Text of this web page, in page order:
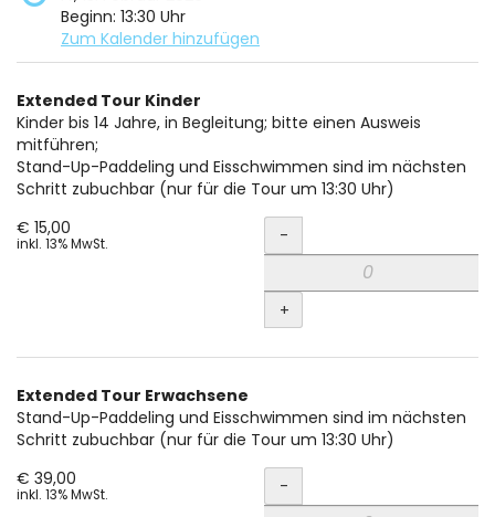
Beginn: 13:30 Uhr
Zum Kalender hinzufügen
Produkte
Unkategorisierte
Produkte
Extended Tour Kinder
Kinder bis 14 Jahre, in Begleitung; bitte einen Ausweis
mitführen;
Stand-Up-Paddeling und Eisschwimmen sind im nächsten
Schritt zubuchbar (nur für die Tour um 13:30 Uhr)
€ 15,00
inkl. 13% MwSt. Menge
-
+
Extended Tour Erwachsene
Stand-Up-Paddeling und Eisschwimmen sind im nächsten
Schritt zubuchbar (nur für die Tour um 13:30 Uhr)
€ 39,00
inkl. 13% MwSt. Menge
-